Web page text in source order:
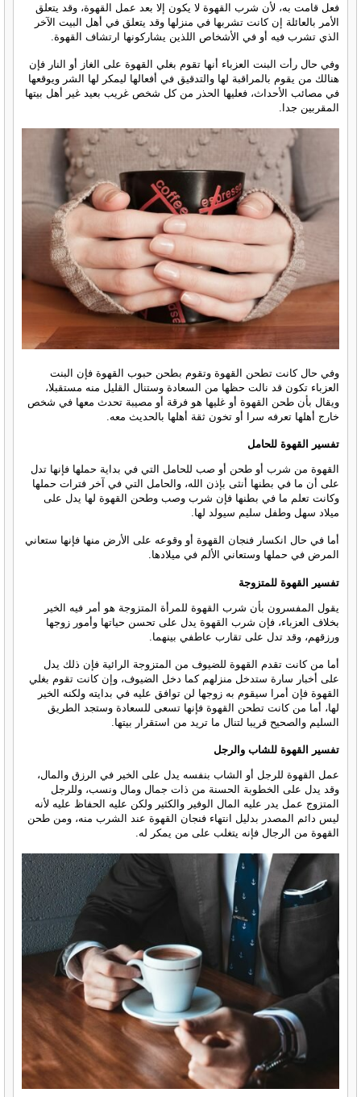
فعل قامت به، لأن شرب القهوة لا يكون إلا بعد عمل القهوة، وقد يتعلق
الأمر بالعائلة إن كانت تشربها في منزلها وقد يتعلق في أهل البيت الآخر
الذي تشرب فيه أو في الأشخاص اللذين يشاركونها ارتشاف القهوة.
وفي حال رأت البنت العزباء أنها تقوم بغلي القهوة على الغاز أو النار فإن
هنالك من يقوم بالمراقبة لها والتدقيق في أفعالها ليمكر لها الشر ويوقعها
في مصائب الأحداث، فعليها الحذر من كل شخص غريب بعيد غير أهل بيتها
المقربين جدا.
وفي حال كانت تطحن القهوة وتقوم بطحن حبوب القهوة فإن البنت
العزباء تكون قد نالت حظها من السعادة وستنال القليل منه مستقبلا،
ويقال بأن طحن القهوة أو غليها هو فرقة أو مصيبة تحدث معها في شخص
خارج أهلها تعرفه سرا أو تخون ثقة أهلها بالحديث معه.
تفسير القهوة للحامل
القهوة من شرب أو طحن أو صب للحامل التي في بداية حملها فإنها تدل
على أن ما في بطنها أنثى بإذن الله، والحامل التي في آخر فترات حملها
وكانت تعلم ما في بطنها فإن شرب وصب وطحن القهوة لها يدل على
ميلاد سهل وطفل سليم سيولد لها.
أما في حال انكسار فنجان القهوة أو وقوعه على الأرض منها فإنها ستعاني
المرض في حملها وستعاني الألم في ميلادها.
تفسير القهوة للمتزوجة
يقول المفسرون بأن شرب القهوة للمرأة المتزوجة هو أمر فيه الخير
بخلاف العزباء، فإن شرب القهوة يدل على تحسن حياتها وأمور زوجها
ورزقهم، وقد تدل على تقارب عاطفي بينهما.
أما من كانت تقدم القهوة للضيوف من المتزوجة الرائية فإن ذلك يدل
على أخبار سارة ستدخل منزلهم كما دخل الضيوف، وإن كانت تقوم بغلي
القهوة فإن أمرا سيقوم به زوجها لن توافق عليه في بدايته ولكنه الخير
لها، أما من كانت تطحن القهوة فإنها تسعى للسعادة وستجد الطريق
السليم والصحيح قريبا لتنال ما تريد من استقرار بيتها.
تفسير القهوة للشاب والرجل
عمل القهوة للرجل أو الشاب بنفسه يدل على الخير في الرزق والمال،
وقد يدل على الخطوبة الحسنة من ذات جمال ومال ونسب، وللرجل
المتزوج عمل يدر عليه المال الوفير والكثير ولكن عليه الحفاظ عليه لأنه
ليس دائم المصدر بدليل انتهاء فنجان القهوة عند الشرب منه، ومن طحن
القهوة من الرجال فإنه يتغلب على من يمكر له.